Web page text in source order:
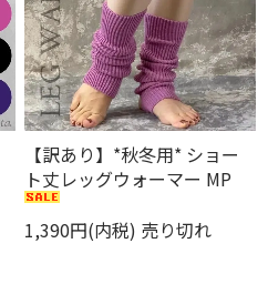
【訳あり】*秋冬用* ショー
ト丈レッグウォーマー MP
1,390円(内税) 売り切れ